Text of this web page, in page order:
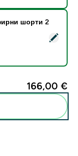
Дамски ефирни
шорти 2
166,00 €‎